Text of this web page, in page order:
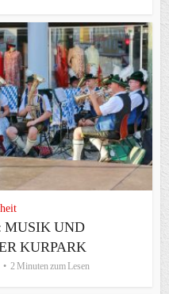
MUSIK UND
KURPARK
2 Minuten zum Lesen